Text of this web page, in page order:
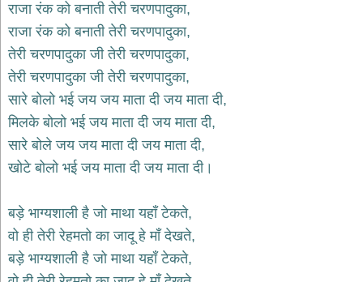
भजन
durga
bhajans
गणेश
भजन
ganesh
राम
गुरुदेव
भजन
gurudev
bhajans
राजा रंक को बनाती तेरी चरणपादुका,
राजा रंक को बनाती तेरी चरणपादुका,
तेरी चरणपादुका जी तेरी चरणपादुका,
तेरी चरणपादुका जी तेरी चरणपादुका,
सारे बोलो भई जय जय माता दी जय माता दी,
मिलके बोलो भई जय माता दी जय माता दी,
सारे बोले जय जय माता दी जय माता दी,
खोटे बोलो भई जय माता दी जय माता दी।
बड़े भाग्यशाली है जो माथा यहाँ टेकते,
वो ही तेरी रेहमतो का जादू हे माँ देखते,
बड़े भाग्यशाली है जो माथा यहाँ टेकते,